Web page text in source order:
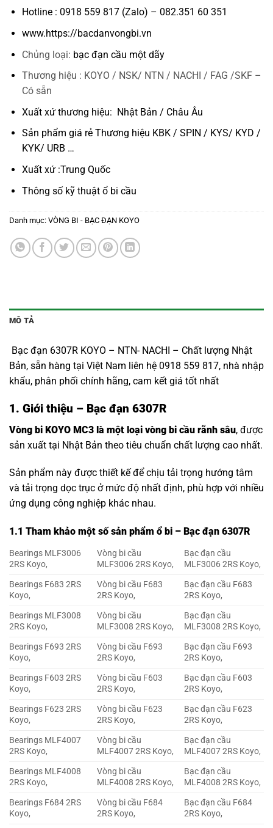
Hotline : 0918 559 817 (Zalo) – 082.351 60 351
www.https://bacdanvongbi.vn
Chủng loại: bạc đạn cầu một dãy
Thương hiệu : KOYO / NSK/ NTN / NACHI / FAG /SKF –
Có sẵn
Xuất xứ thương hiệu: Nhật Bản / Châu Âu
Sản phẩm giá rẻ Thương hiệu KBK / SPIN / KYS/ KYD /
KYK/ URB …
Xuất xứ :Trung Quốc
Thông số kỹ thuậtổ bi cầu
Danh mục: VÒNG BI - BẠC ĐẠN KOYO
MÔ TẢ
Bạc đạn 6307R KOYO – NTN- NACHI – Chất lượng Nhật
Bản, sẵn hàng tại Việt Nam liên hệ 0918 559 817, nhà nhập
khẩu, phân phối chính hãng, cam kết giá tốt nhất
1. Giới thiệu – Bạc đạn 6307R
Vòng bi KOYO MC3 là một loại vòng bi cầu rãnh sâu, được
sản xuất tại Nhật Bản theo tiêu chuẩn chất lượng cao nhất.
Sản phẩm này được thiết kế để chịu tải trọng hướng tâm
và tải trọng dọc trục ở mức độ nhất định, phù hợp với nhiều
ứng dụng công nghiệp khác nhau.
1.1 Tham khảo một số sản phẩm ổ bi – Bạc đạn 6307R
Bearings MLF3006
2RS Koyo,
Vòng bi cầu
MLF3006 2RS Koyo,
Bạc đạn cầu
MLF3006 2RS Koyo,
Bearings F683 2RS
Koyo,
Vòng bi cầu F683
2RS Koyo,
Bạc đạn cầu F683
2RS Koyo,
Bearings MLF3008
2RS Koyo,
Vòng bi cầu
MLF3008 2RS Koyo,
Bạc đạn cầu
MLF3008 2RS Koyo,
Bearings F693 2RS
Koyo,
Vòng bi cầu F693
2RS Koyo,
Bạc đạn cầu F693
2RS Koyo,
Bearings F603 2RS
Koyo,
Vòng bi cầu F603
2RS Koyo,
Bạc đạn cầu F603
2RS Koyo,
Bearings F623 2RS
Koyo,
Vòng bi cầu F623
2RS Koyo,
Bạc đạn cầu F623
2RS Koyo,
Bearings MLF4007
2RS Koyo,
Vòng bi cầu
MLF4007 2RS Koyo,
Bạc đạn cầu
MLF4007 2RS Koyo,
Bearings MLF4008
2RS Koyo,
Vòng bi cầu
MLF4008 2RS Koyo,
Bạc đạn cầu
MLF4008 2RS Koyo,
Bearings F684 2RS
Koyo,
Vòng bi cầu F684
2RS Koyo,
Bạc đạn cầu F684
2RS Koyo,